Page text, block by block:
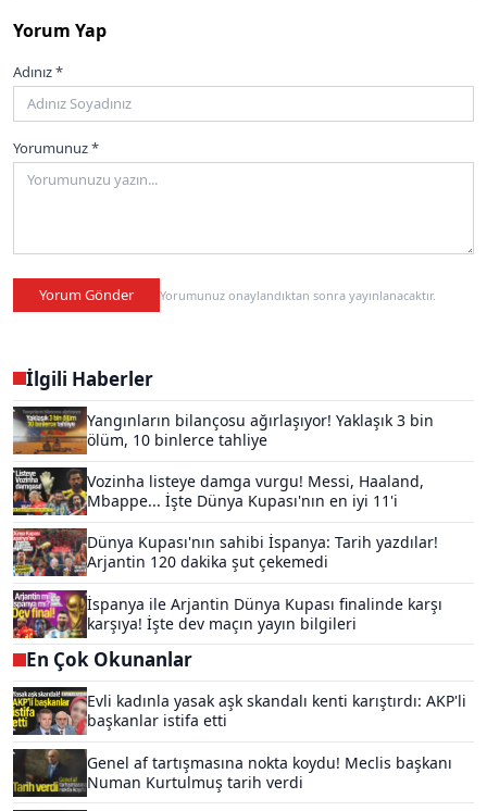
Yorum Yap
Adınız *
Yorumunuz *
Yorum Gönder Yorumunuz onaylandıktan sonra yayınlanacaktır.
İlgili Haberler
Yangınların bilançosu ağırlaşıyor! Yaklaşık 3 bin
ölüm, 10 binlerce tahliye
Vozinha listeye damga vurgu! Messi, Haaland,
Mbappe... İşte Dünya Kupası'nın en iyi 11'i
Dünya Kupası'nın sahibi İspanya: Tarih yazdılar!
Arjantin 120 dakika şut çekemedi
İspanya ile Arjantin Dünya Kupası finalinde karşı
karşıya! İşte dev maçın yayın bilgileri
En Çok Okunanlar
Evli kadınla yasak aşk skandalı kenti karıştırdı: AKP'li
başkanlar istifa etti
Genel af tartışmasına nokta koydu! Meclis başkanı
Numan Kurtulmuş tarih verdi